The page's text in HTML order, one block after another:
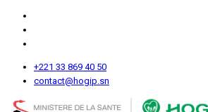
+221 33 869 40 50
contact@hogip.sn